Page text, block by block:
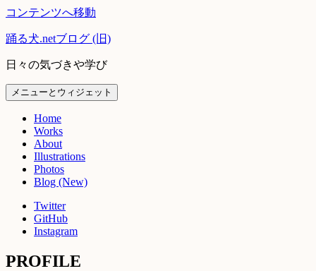
コンテンツへ移動
踊る犬.netブログ (旧)
日々の気づきや学び
メニューとウィジェット
Home
Works
About
Illustrations
Photos
Blog (New)
Twitter
GitHub
Instagram
PROFILE